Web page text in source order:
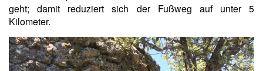
geht; damit reduziert sich der Fußweg auf unter 5
Kilometer.